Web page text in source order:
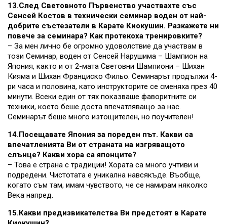
13.След Световното Първенство участвахте със
Сенсей Костов в технически семинар воден от най-
добрите състезатели в Карате Киокушин. Разкажете ни
повече за семинара? Как протекоха тренировките?
– За мен лично бе огромно удоволствие да участвам в
този Семинар, воден от Сенсей Нарушима – Шампион на
Япония, както и от 2-мата Световни Шампиони – Шихан
Кияма и Шихан Франциско Фильо. Семинарът продължи 4-
ри часа и половина, като инструкторите се сменяха през 40
минути. Всеки един от тях показваше фаворитните си
техники, което беше доста впечатляващо за нас.
Семинарът беше много изтощителен, но поучителен!
14.Посещавате Япония за пореден път. Какви са
впечатленията Ви от страната на изгряващото
слънце? Какви хора са японците?
– Това е страна с традиции! Хората са много учтиви и
подредени. Чистотата е уникална навсякъде. Въобще,
когато съм там, имам чувството, че се намирам няколко
Века напред.
15.Какви предизвикателства Ви предстоят в Карате